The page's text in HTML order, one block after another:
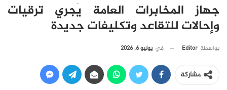
جهاز المخابرات العامة يُجري ترقيات
وإحالات للتقاعد وتكليفات جديدة
بواسطة Editor في يوليو 6, 2026
مشاركة